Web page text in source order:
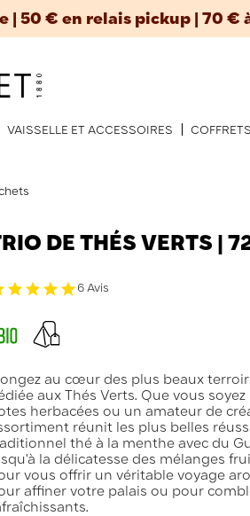
| 50 € en relais pickup | 70 €
VAISSELLE ET ACCESSOIRES
DE THÉS VERTS |
6 Avis
au cœur des plus beaux
aux Thés Verts. Que vous
herbacées ou un amateur de
réunit les plus belles
thé à la menthe avec du
la délicatesse des mélanges
vous offrir un véritable voyage
affiner votre palais ou pour